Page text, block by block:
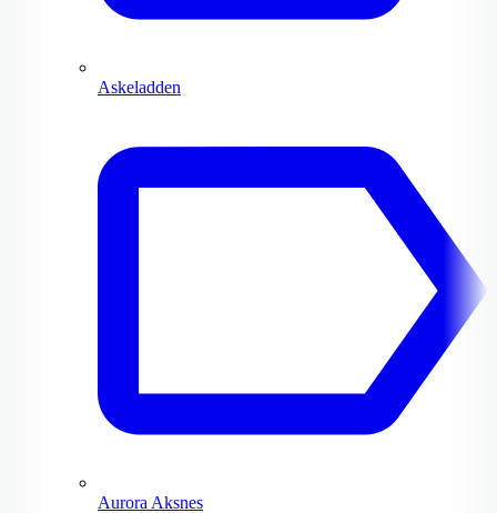
Askeladden
Aurora Aksnes